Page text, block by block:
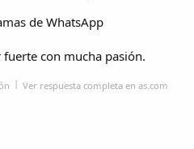
de WhatsApp
con mucha pasión.
Ver respuesta completa en as.com